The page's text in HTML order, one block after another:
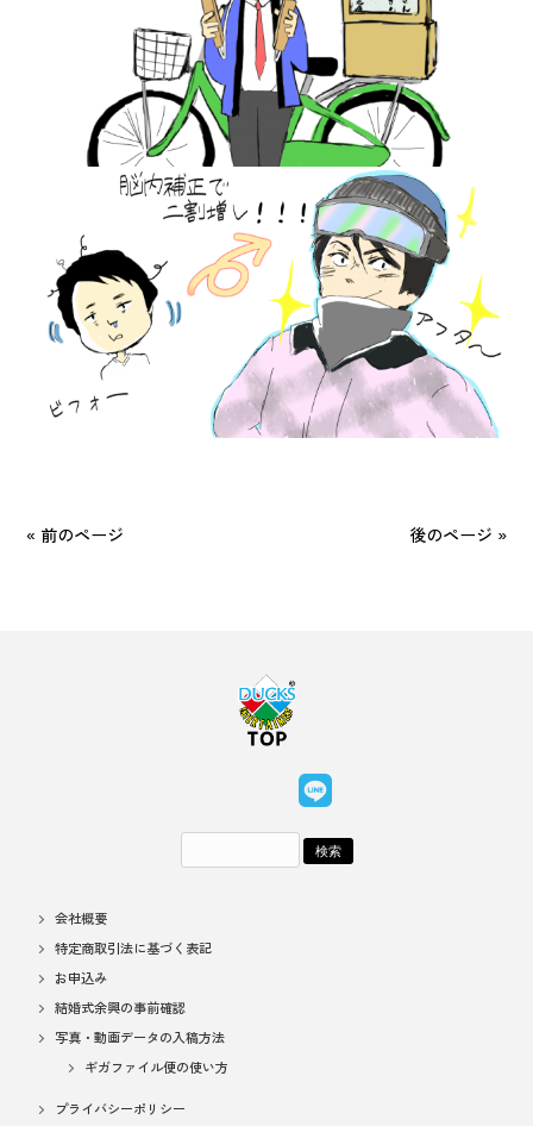
« 前のページ 後のページ »
会社概要
特定商取引法に基づく表記
お申込み
結婚式余興の事前確認
写真・動画データの入稿方法
ギガファイル便の使い方
プライバシーポリシー